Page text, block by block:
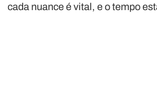
cada nuance é vital, e o tempo